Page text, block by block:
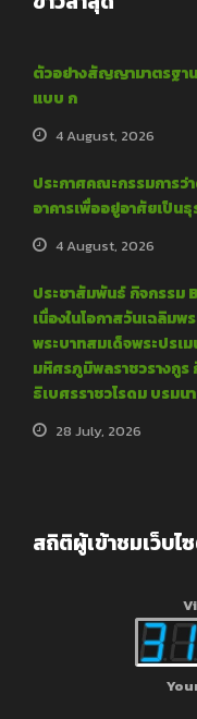
ตัวอย่างสัญญามาตรฐา
แบบ ก
4 August, 2026
ประกาศคณะกรรมการว่
อาคารเพื่ออยู่อาศัยเป็
4 August, 2026
ประชาสัมพันธ์ กิจกรร
เนื่องในโอกาสวันเฉลิม
พระบาทสมเด็จพระปรเ
มหิศรภูมิพลราชวรางกู
ธิเบศรราชวโรดม บรมน
28 July, 2026
สถิติผู้เข้าชมเว็บไ